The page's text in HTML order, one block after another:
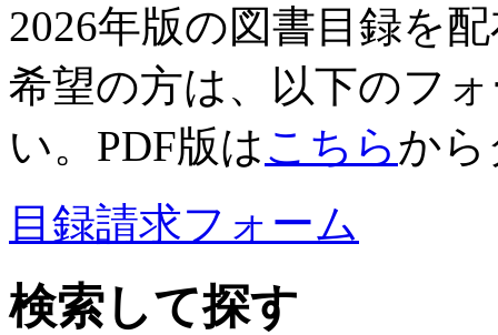
2026年版の図書目録を
希望の方は、以下のフ
い。PDF版はこちらか
目録請求フォーム
検索して探す